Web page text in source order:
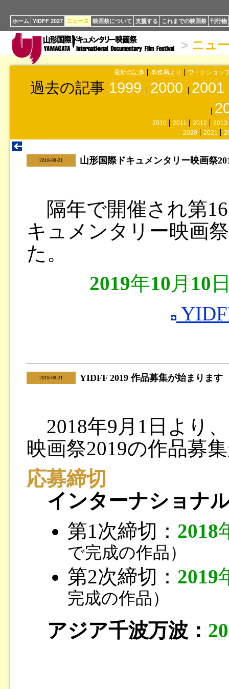
ホーム YIDFF 2027 ニュース 映画祭について 支援する これまでの映画祭 刊行物
> ニュ
最新の記事 事務局より ワークショッ
過去の記事 1999 2000 2001
2010 2011 2012
2013
2020
2021
2018-08-21 山形国際ドキュメンタリー映画祭
隔年で開催され第
キュメンタリー映画
た。
2019年10 月 10
2018-08-21 YIDFF 2019 作品募集が始まります
2018年9月1日より
映画祭2019の作品募
応募締切
インターナショナ
第1次締切： 2018
で完成の作品）
第2次締切： 2019
完成の作品）
アジア千波万波：